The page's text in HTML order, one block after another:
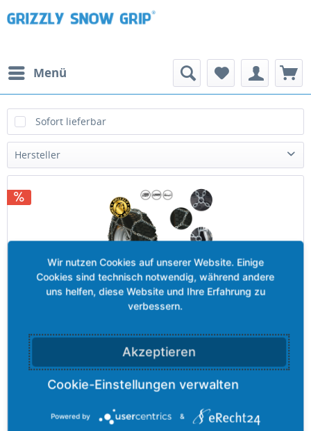
Menü
Sofort lieferbar
Hersteller
Kette für LKWs, mit asymmetrischem Netz aus „D“
Profilkettengliedern für eine bessere Haftung. Ideal für
längeren, kontinuierlichen Gebrauch.
320,41 € 427,21 € *
Akzeptieren
Powered by &